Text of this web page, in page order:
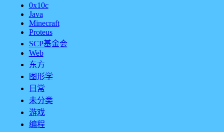
0x10c
Java
Minecraft
Proteus
SCP基金会
Web
东方
图形学
日常
未分类
游戏
编程